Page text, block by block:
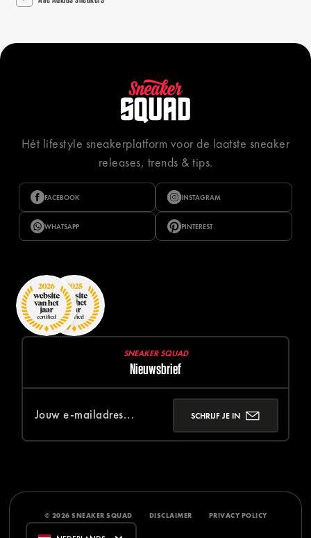
Hét lifestyle sneakerplatform voor de laatste sneaker
releases, trends & tips.
FACEBOOK INSTAGRAM
WHATSAPP PINTEREST
SNEAKER SQUAD
Nieuwsbrief
SCHRIJF JE IN
© 2026 SNEAKER SQUAD DISCLAIMER PRIVACY POLICY